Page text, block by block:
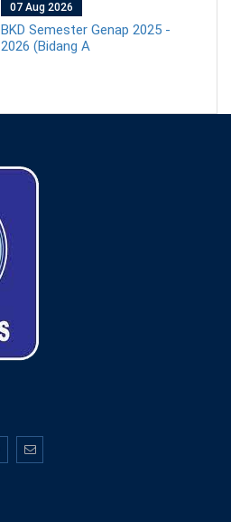
07 Aug 2026
BKD Semester Genap 2025 -
2026 (Bidang A